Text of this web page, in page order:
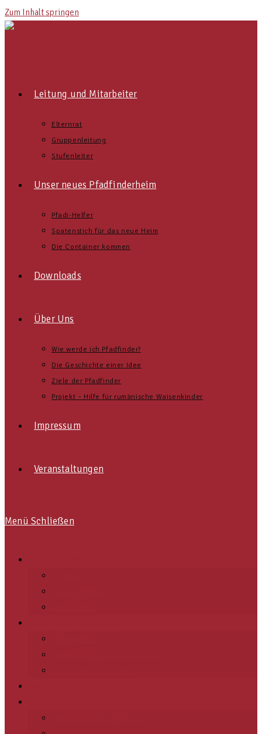
Zum Inhalt springen
Leitung und Mitarbeiter
Elternrat
Gruppenleitung
Stufenleiter
Unser neues Pfadfinderheim
Pfadi-Helfer
Spatenstich für das neue Heim
Die Container kommen
Downloads
Über Uns
Wie werde ich Pfadfinder?
Die Geschichte einer Idee
Ziele der Pfadfinder
Projekt – Hilfe für rumänische Waisenkinder
Impressum
Veranstaltungen
Menü Schließen